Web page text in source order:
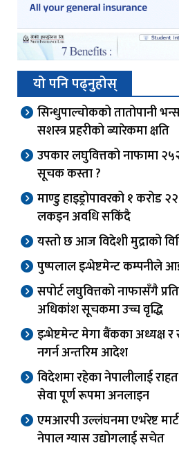
यो पनि पढ्नुहोस्
सिन्धुपाल्चोकको तातोपानी
सशस्त्र प्रहरीको ब्यारेकमा क्षति
उपकार लघुवित्तको नाफामा
सूचक कस्ता ?
माण्डु हाइड्रोपावरको १ करोड
लकइन अवधि सकिंदै
यस्तो छ आज विदेशी मुद्राको
पुष्पलाल इन्भेष्टमेन्ट कम्पनीले
सपोर्ट लघुवित्तको नाफासँगै
अधिकांश सूचकमा उच्च वृद्धि
इन्भेष्टमेन्ट मेगा बैंकका अध्यक्ष
नगर्न अन्तरिम आदेश
विदेशमा रहेका नेपालीलाई
सेवा पूर्ण रूपमा अनलाइन
एमआरपी उल्लंघनमा एभरेष्ट
नेपाल ग्यास उद्योगलाई सचेत